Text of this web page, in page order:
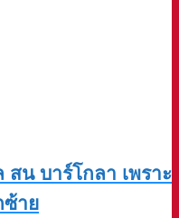
สน บาร์โกลา เพราะ
ซ้าย